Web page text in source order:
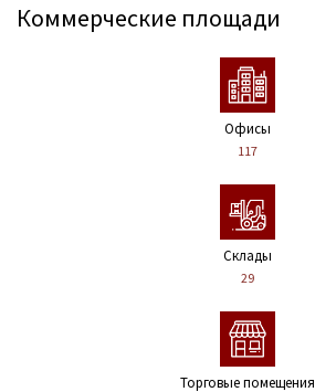
Коммерческие площади
Офисы
117
Склады
29
Торговые помещения